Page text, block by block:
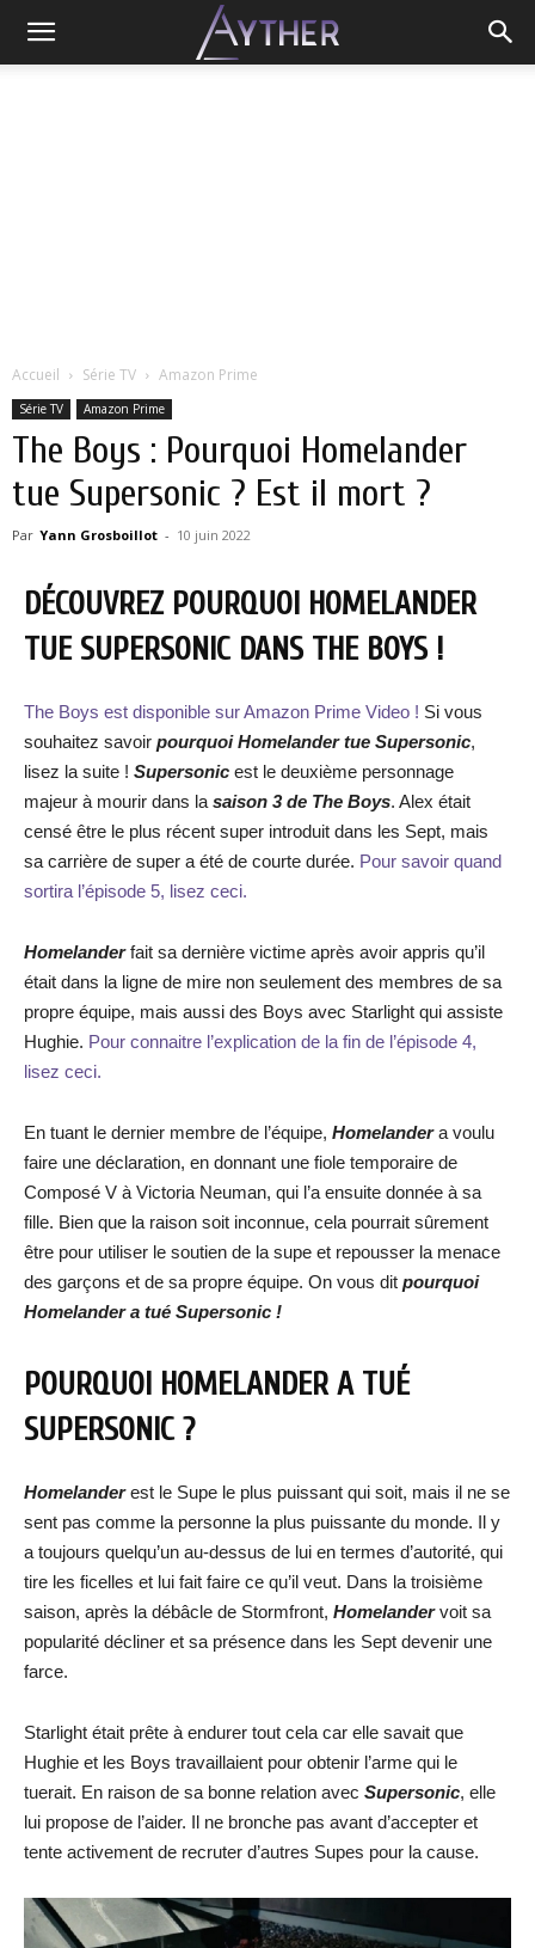
Accueil Série TV Amazon Prime
Série TV Amazon Prime
The Boys : Pourquoi Homelander
tue Supersonic ? Est il mort ?
Par Yann Grosboillot - 10 juin 2022
DÉCOUVREZ POURQUOI HOMELANDER
TUE SUPERSONIC DANS THE BOYS !
The Boys est disponible sur Amazon Prime Video ! Si vous
souhaitez savoir pourquoi Homelander tue Supersonic,
lisez la suite ! Supersonic est le deuxième personnage
majeur à mourir dans la saison 3 de The Boys. Alex était
censé être le plus récent super introduit dans les Sept, mais
sa carrière de super a été de courte durée. Pour savoir quand
sortira l’épisode 5, lisez ceci.
Homelanderfait sa dernière victime après avoir appris qu’il
était dans la ligne de mire non seulement des membres de sa
propre équipe, mais aussi des Boys avec Starlight qui assiste
Hughie. Pour connaitre l’explication de la fin de l’épisode 4,
lisez ceci.
En tuant le dernier membre de l’équipe, Homelandera voulu
faire une déclaration, en donnant une fiole temporaire de
Composé V à Victoria Neuman, qui l’a ensuite donnée à sa
fille. Bien que la raison soit inconnue, cela pourrait sûrement
être pour utiliser le soutien de la supe et repousser la menace
des garçons et de sa propre équipe. On vous dit pourquoi
Homelander a tué Supersonic !
POURQUOI HOMELANDER A TUÉ
SUPERSONIC ?
Homelanderest le Supe le plus puissant qui soit, mais il ne se
sent pas comme la personne la plus puissante du monde. Il y
a toujours quelqu’un au-dessus de lui en termes d’autorité, qui
tire les ficelles et lui fait faire ce qu’il veut. Dans la troisième
saison, après la débâcle de Stormfront, Homelandervoit sa
popularité décliner et sa présence dans les Sept devenir une
farce.
Starlight était prête à endurer tout cela car elle savait que
Hughie et les Boys travaillaient pour obtenir l’arme qui le
tuerait. En raison de sa bonne relation avec Supersonic, elle
lui propose de l’aider. Il ne bronche pas avant d’accepter et
tente activement de recruter d’autres Supes pour la cause.